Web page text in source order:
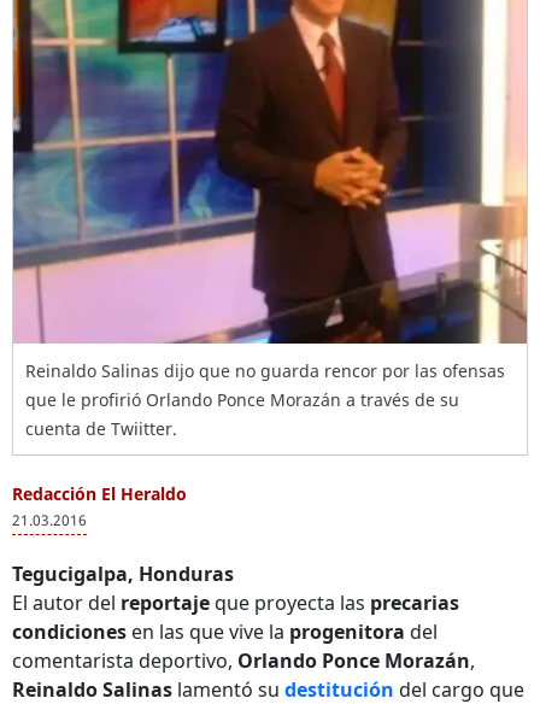
Reinaldo Salinas dijo que no guarda rencor por las ofensas
que le profirió Orlando Ponce Morazán a través de su
cuenta de Twiitter.
Redacción El Heraldo
21.03.2016
Tegucigalpa, Honduras
El autor del reportajeque proyecta las precarias
condiciones en las que vive la progenitora del
comentarista deportivo, Orlando Ponce Morazán,
Reinaldo Salinas lamentó su destitución del cargo que